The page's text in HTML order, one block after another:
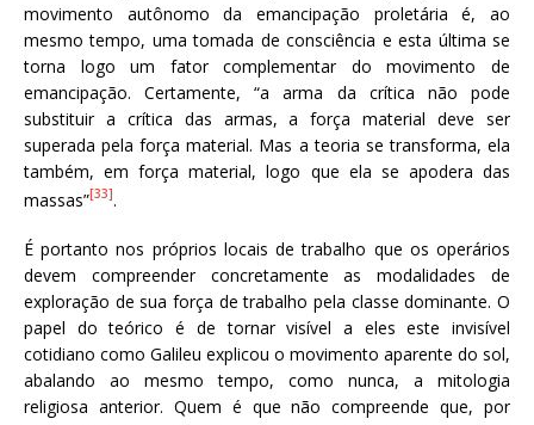
movimento autônomo da emancipação proletária é, ao
mesmo tempo, uma tomada de consciência e esta última se
torna logo um fator complementar do movimento de
emancipação. Certamente, “a arma da crítica não pode
substituir a crítica das armas, a força material deve ser
superada pela força material. Mas a teoria se transforma, ela
também, em força material, logo que ela se apodera das
massas”[33].
É portanto nos próprios locais de trabalho que os operários
devem compreender concretamente as modalidades de
exploração de sua força de trabalho pela classe dominante. O
papel do teórico é de tornar visível a eles este invisível
cotidiano como Galileu explicou o movimento aparente do sol,
abalando ao mesmo tempo, como nunca, a mitologia
religiosa anterior. Quem é que não compreende que, por